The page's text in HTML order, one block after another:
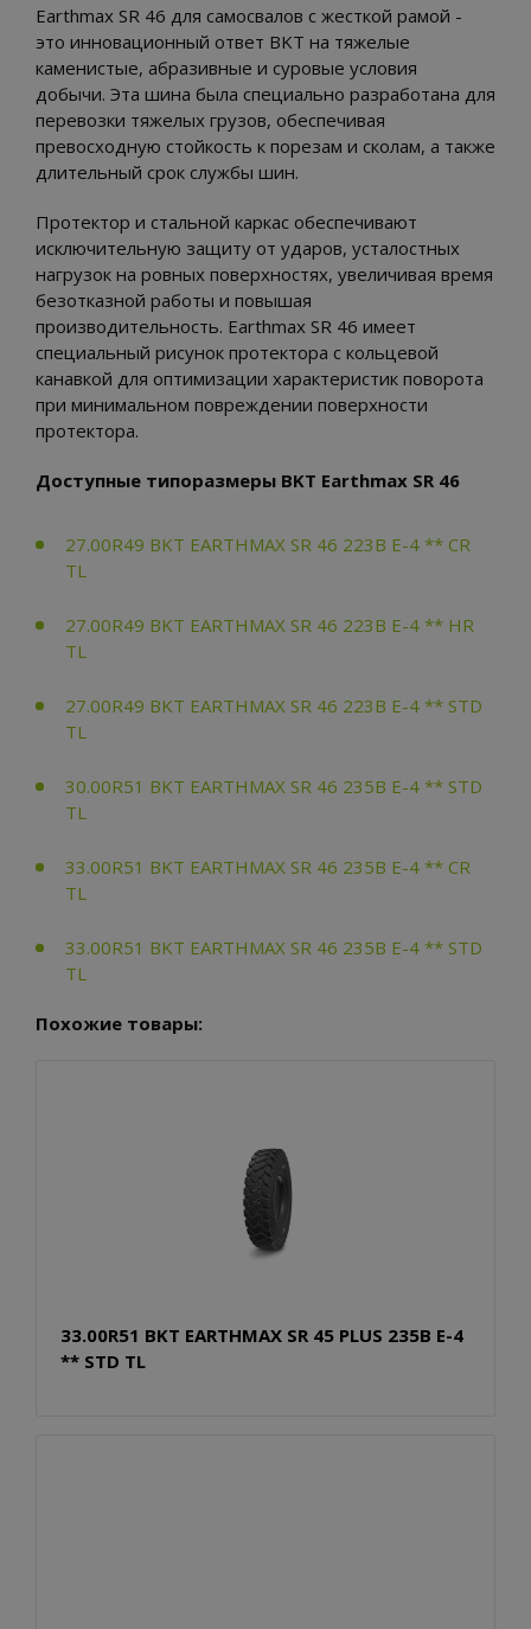
Earthmax SR 46 для самосвалов с жесткой рамой -
это инновационный ответ BKT на тяжелые
каменистые, абразивные и суровые условия
добычи. Эта шина была специально разработана для
перевозки тяжелых грузов, обеспечивая
превосходную стойкость к порезам и сколам, а также
длительный срок службы шин.
Протектор и стальной каркас обеспечивают
исключительную защиту от ударов, усталостных
нагрузок на ровных поверхностях, увеличивая время
безотказной работы и повышая
производительность. Earthmax SR 46 имеет
специальный рисунок протектора с кольцевой
канавкой для оптимизации характеристик поворота
при минимальном повреждении поверхности
протектора.
Доступные типоразмеры BKT Earthmax SR 46
27.00R49 BKT EARTHMAX SR 46 223B E-4 ** CR
TL
27.00R49 BKT EARTHMAX SR 46 223B E-4 ** HR
TL
27.00R49 BKT EARTHMAX SR 46 223B E-4 ** STD
TL
30.00R51 BKT EARTHMAX SR 46 235B E-4 ** STD
TL
33.00R51 BKT EARTHMAX SR 46 235B E-4 ** CR
TL
33.00R51 BKT EARTHMAX SR 46 235B E-4 ** STD
TL
Похожие товары:
33.00R51 BKT EARTHMAX SR 45 PLUS 235B E-4
** STD TL